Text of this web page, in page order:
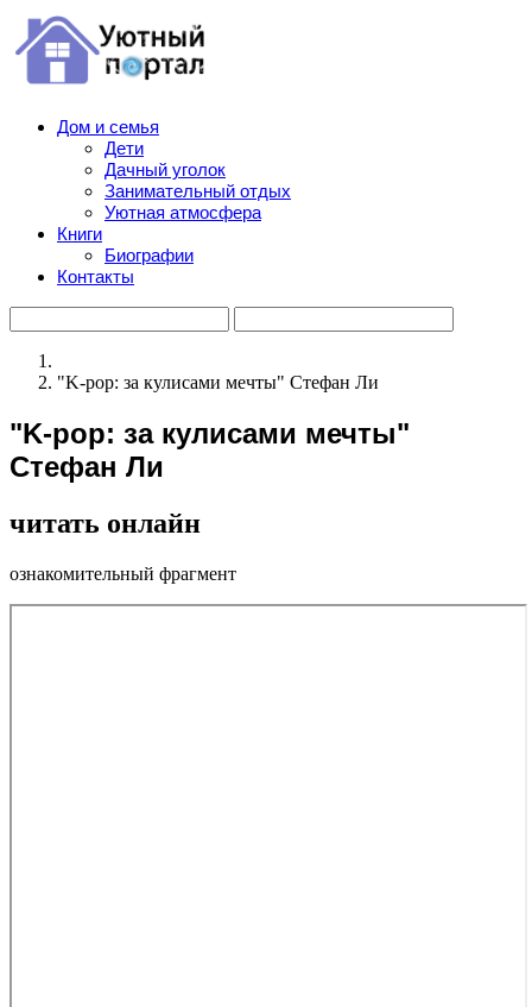
Дом и семья
Дети
Дачный уголок
Занимательный отдых
Уютная атмосфера
Книги
Биографии
Контакты
"K-pop: за кулисами мечты" Стефан Ли
"K-pop: за кулисами мечты"
Стефан Ли
читать онлайн
ознакомительный фрагмент